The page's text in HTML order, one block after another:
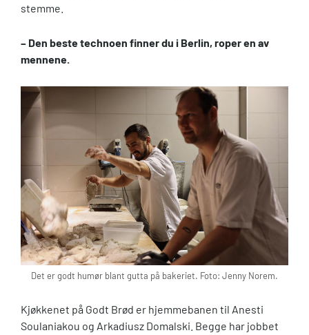
stemme.
– Den beste technoen finner du i Berlin, roper en av
mennene.
Det er godt humør blant gutta på bakeriet. Foto: Jenny Norem.
Kjøkkenet på Godt Brød er hjemmebanen til Anesti
Soulaniakou og Arkadiusz Domalski. Begge har jobbet